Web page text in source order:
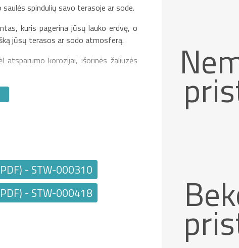
spindulių savo terasoje ar sode.
kuris pagerina jūsų lauko erdvę, o
jūsų terasos ar sodo atmosferą.
atsparumo korozijai, išorinės žaliuzės
- STW-000310
- STW-000418